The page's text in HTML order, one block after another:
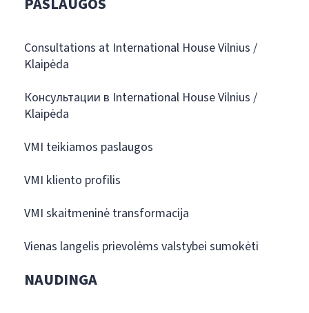
Consultations at International House Vilnius /
Klaipėda
Консультации в International House Vilnius /
Klaipėda
VMI teikiamos paslaugos
VMI kliento profilis
VMI skaitmeninė transformacija
Vienas langelis prievolėms valstybei sumokėti
NAUDINGA